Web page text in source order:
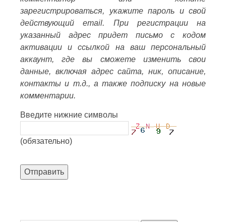
зарегистрироваться, укажите пароль и свой
действующий email. При регистрации на
указанный адрес придет письмо с кодом
активации и ссылкой на ваш персональный
аккаунт, где вы сможете изменить свои
данные, включая адрес сайта, ник, описание,
контакты и т.д., а также подписку на новые
комментарии.
Введите нижние символы
(обязательно)
Отправить